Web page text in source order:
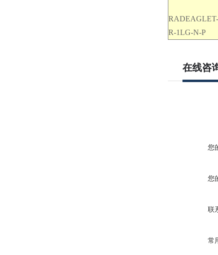
RADEAGLET-
R-1LG-N-P
在线咨
您
您
联
常